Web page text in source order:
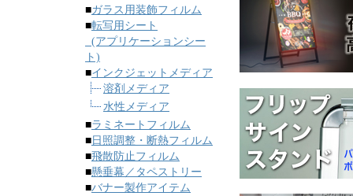
■ガラス用装飾フィルム
■転写用シート
(アプリケーションシー
ト)
■インクジェットメディア
溶剤メディア
水性メディア
■ラミネートフィルム
■ 日照調整・断熱フィルム
■飛散防止フィルム
■懸垂幕／タペストリー
■バナー製作アイテム